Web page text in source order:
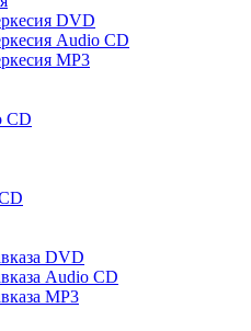
DVD
Audio CD
MP3
CD
DVD
Audio CD
MP3